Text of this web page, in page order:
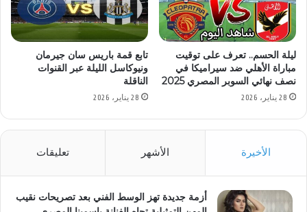
ليلة الحسم.. تعرف على توقيت
مباراة الأهلي ضد سيراميكا في
نصف نهائي السوبر المصري 2025
28 يناير، 2026
تابع قمة باريس سان جيرمان
ونيوكاسل الليلة عبر القنوات
الناقلة
28 يناير، 2026
الأخيرة الأشهر تعليقات
أزمة جديدة تهز الوسط الفني بعد تصريحات نقيب